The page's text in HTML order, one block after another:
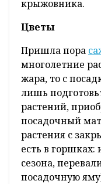
крыжовника.
Цветы
Пришла пора
многолетние
жара, то с
лишь
растений,
посадочный
растения с
есть в горшках:
сезона,
посадочную